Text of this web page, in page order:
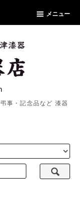
メニュー
事・記念品など 漆器